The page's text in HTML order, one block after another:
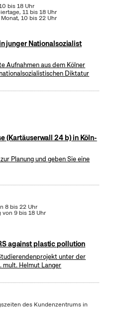
bis 18 Uhr
11 bis 18 Uhr
10 bis 22 Uhr
junger Nationalsozialist
Aufnahmen aus dem Kölner
Diktatur
(Kartäuserwall 24 b) in Köln-
Planung und geben Sie eine
8 bis 22 Uhr
von 9 bis 18 Uhr
against plastic pollution
unter der
mult. Helmut Langer
des Kundenzentrums in